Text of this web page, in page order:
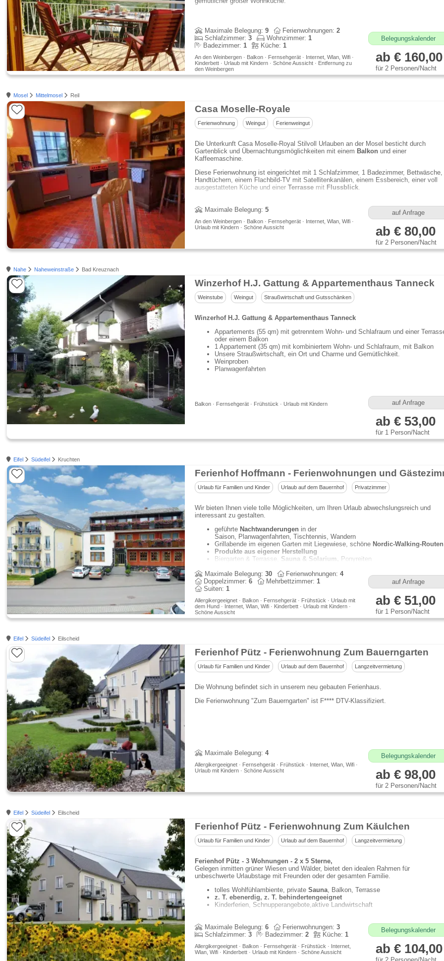
Maximale Belegung: 9 Ferienwohnungen: 2
Schlafzimmer: 3 Wohnzimmer: 1
Badezimmer: 1 Küche: 1
An den Weinbergen · Balkon · Fernsehgerät · Internet, Wlan, Wifi ·
Kinderbett · Urlaub mit Kindern · Schöne Aussicht · Entfernung zu
den Weinbergen
Belegungskalender
ab € 160,00
für 2 Personen/Nacht
Mosel Mittelmosel Reil
Casa Moselle-Royale
Ferienwohnung Weingut Ferienweingut
Die Unterkunft Casa Moselle-Royal Stilvoll Urlauben an der Mosel besticht durch
Gartenblick und Übernachtungsmöglichkeiten mit einem Balkon und einer
Kaffeemaschine.
Diese Ferienwohnung ist eingerichtet mit 1 Schlafzimmer, 1 Badezimmer, Bettwäsche,
Handtüchern, einem Flachbild-TV mit Satellitenkanälen, einem Essbereich, einer voll
ausgestatteten Küche und einer Terrasse mit Flussblick.
Maximale Belegung: 5
An den Weinbergen · Balkon · Fernsehgerät · Internet, Wlan, Wifi ·
Urlaub mit Kindern · Schöne Aussicht
auf Anfrage
ab € 80,00
für 2 Personen/Nacht
Nahe Naheweinstraße Bad Kreuznach
Winzerhof H.J. Gattung & Appartementhaus Tanneck
Weinstube Weingut Straußwirtschaft und Gutsschänken
Winzerhof H.J. Gattung & Appartementhaus Tanneck
Appartements (55 qm) mit getrenntem Wohn- und Schlafraum und einer
oder einem Balkon
1 Appartement (35 qm) mit kombiniertem Wohn- und Schlafraum, mit Balkon
Unsere Straußwirtschaft, ein Ort und Charme und Gemütlichkeit.
Weinproben
Planwagenfahrten
Balkon · Fernsehgerät · Frühstück · Urlaub mit Kindern auf Anfrage
ab € 53,00
für 1 Person/Nacht
Eifel Südeifel Kruchten
Ferienhof Hoffmann - Ferienwohnungen und
Urlaub für Familien und Kinder Urlaub auf dem Bauernhof Privatzimmer
Wir bieten Ihnen viele tolle Möglichkeiten, um Ihren Urlaub abwechslungsreich und
interessant zu gestalten.
geführte Nachtwanderungen in der
Saison, Planwagenfahrten, Tischtennis, Wandern
Grillabende im eigenen Garten mit Liegewiese, schöne Nordic-Walking-Routen
Produkte aus eigener Herstellung
Biergarten & Terrasse, Sauna & Solarium, Ponyreiten
Maximale Belegung: 30 Ferienwohnungen: 4
Doppelzimmer: 6 Mehrbettzimmer: 1
Suiten: 1
Allergikergeeignet · Balkon · Fernsehgerät · Frühstück · Urlaub mit
dem Hund · Internet, Wlan, Wifi · Kinderbett · Urlaub mit Kindern ·
Schöne Aussicht
auf Anfrage
ab € 51,00
für 1 Person/Nacht
Eifel Südeifel Eilscheid
Ferienhof Pütz - Ferienwohnung Zum Bauerngarten
Urlaub für Familien und Kinder Urlaub auf dem Bauernhof Langzeitvermietung
Die Wohnung befindet sich in unserem neu gebauten Ferienhaus.
Die Ferienwohnung "Zum Bauerngarten" ist F**** DTV-Klassifiziert.
Maximale Belegung: 4
Allergikergeeignet · Fernsehgerät · Frühstück · Internet, Wlan, Wifi ·
Urlaub mit Kindern · Schöne Aussicht
Belegungskalender
ab € 98,00
für 2 Personen/Nacht
Eifel Südeifel Eilscheid
Ferienhof Pütz - Ferienwohnung Zum Käulchen
Urlaub für Familien und Kinder Urlaub auf dem Bauernhof Langzeitvermietung
Ferienhof Pütz - 3 Wohnungen - 2 x 5 Sterne,
Gelegen inmitten grüner Wiesen und Wälder, bietet den idealen Rahmen für
unbeschwerte Urlaubstage mit Freunden oder der gesamten Familie.
tolles Wohlfühlambiente, private Sauna, Balkon, Terrasse
z. T. ebenerdig, z. T. behindertengeeignet
Kinderferien, Schnupperangebote,aktive Landwirtschaft
Maximale Belegung: 6 Ferienwohnungen: 3
Schlafzimmer: 3 Badezimmer: 2 Küche: 1
Allergikergeeignet · Balkon · Fernsehgerät · Frühstück · Internet,
Wlan, Wifi · Kinderbett · Urlaub mit Kindern · Schöne Aussicht
Belegungskalender
ab € 104,00